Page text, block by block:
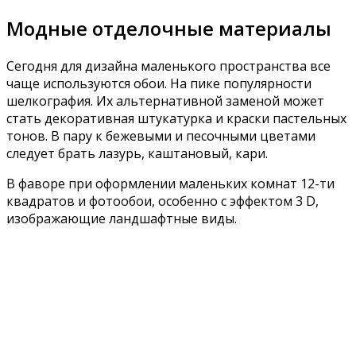
Модные отделочные материалы
Сегодня для дизайна маленького пространства все
чаще используются обои. На пике популярности
шелкография. Их альтернативной заменой может
стать декоративная штукатурка и краски пастельных
тонов. В пару к бежевыми и песочными цветами
следует брать лазурь, каштановый, кари.
В фаворе при оформлении маленьких комнат 12-ти
квадратов и фотообои, особенно с эффектом 3 D,
изображающие ландшафтные виды.